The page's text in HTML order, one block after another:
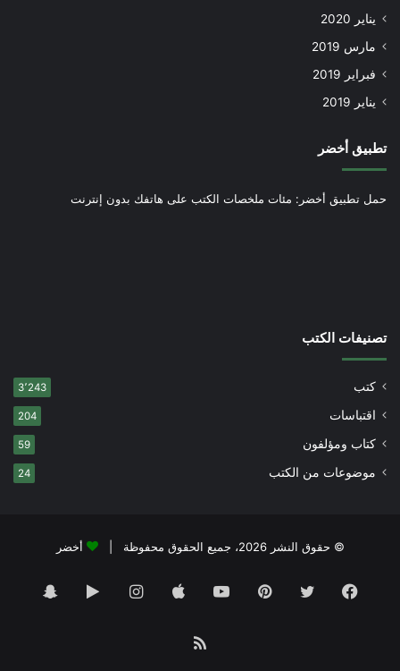
يناير 2020
مارس 2019
فبراير 2019
يناير 2019
تطبيق أخضر
حمل تطبيق أخضر: مئات ملخصات الكتب على هاتفك بدون إنترنت
تصنيفات الكتب
كتب 3٬243
اقتباسات 204
كتاب ومؤلفون 59
موضوعات من الكتب 24
© حقوق النشر 2026، جميع الحقوق محفوظة | أخضر
فيسبوك تويتر بينتيريستيوتيوب انستقرام‏Googleسناب
ملخص